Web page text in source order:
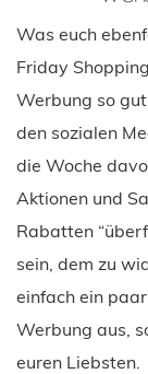
Was euch
Friday
Werbung so
den sozialen
die Woche
Aktionen und
Rabatten
sein, dem zu
einfach ein
Werbung aus,
euren Liebsten.